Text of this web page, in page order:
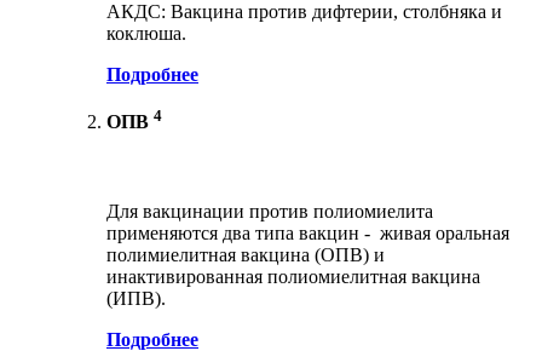
АКДС: Вакцина против дифтерии, столбняка и
коклюша.
Подробнее
ОПВ 4
Для вакцинации против полиомиелита
применяются два типа вакцин - живая оральная
полимиелитная вакцина (ОПВ) и
инактивированная полиомиелитная вакцина
(ИПВ).
Подробнее